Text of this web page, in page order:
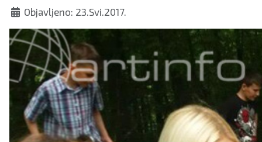
Objavljeno: 23.Svi.2017.